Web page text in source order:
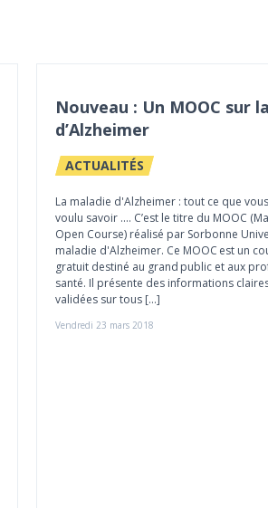
Nouveau : Un MOOC sur
d’Alzheimer
ACTUALITÉS
La maladie d'Alzheimer : tout ce que
voulu savoir .... C’est le titre du MOOC
Open Course) réalisé par Sorbonne
maladie d'Alzheimer. Ce MOOC est un
gratuit destiné au grand public et aux
santé. Il présente des informations
validées sur tous […]
Vendredi 23 mars 2018